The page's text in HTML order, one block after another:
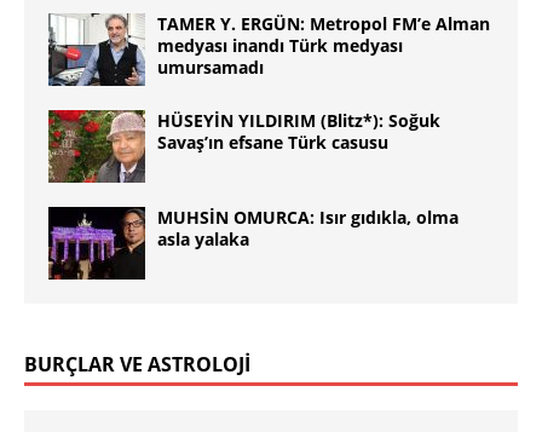
TAMER Y. ERGÜN: Metropol FM’e Alman
medyası inandı Türk medyası
umursamadı
HÜSEYİN YILDIRIM (Blitz*): Soğuk
Savaş’ın efsane Türk casusu
MUHSİN OMURCA: Isır gıdıkla, olma
asla yalaka
BURÇLAR VE ASTROLOJİ